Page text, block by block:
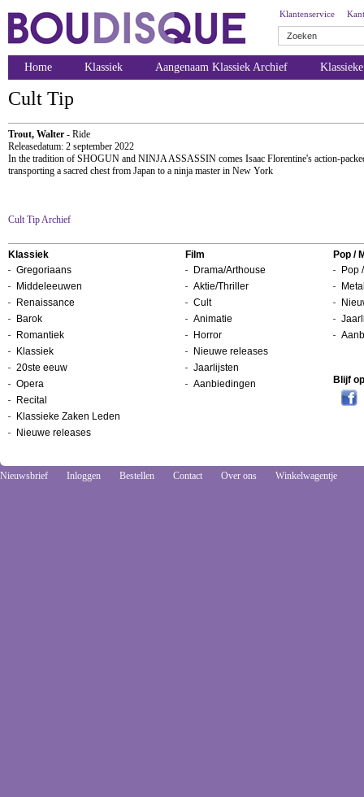
Klantenservice
Home Klassiek Aangenaam Klassiek Archief
Cult Tip
Trout, Walter - Ride
Releasedatum: 2 september 2022
In the tradition of SHOGUN and NINJA ASSASSIN comes Isaac Florentine's action-
transporting a sacred chest from Japan to a ninja master in New York
Cult Tip Archief
Klassiek
Gregoriaans
Middeleeuwen
Renaissance
Barok
Romantiek
Klassiek
20ste eeuw
Opera
Recital
Klassieke Zaken Leden
Nieuwe releases
Film
Drama/Arthouse
Aktie/Thriller
Cult
Animatie
Horror
Nieuwe releases
Jaarlijsten
Aanbiedingen
Pop /
Pop
Blijf
Nieuwsbrief Inloggen Bestellen Contact Over ons Winkelwagentje